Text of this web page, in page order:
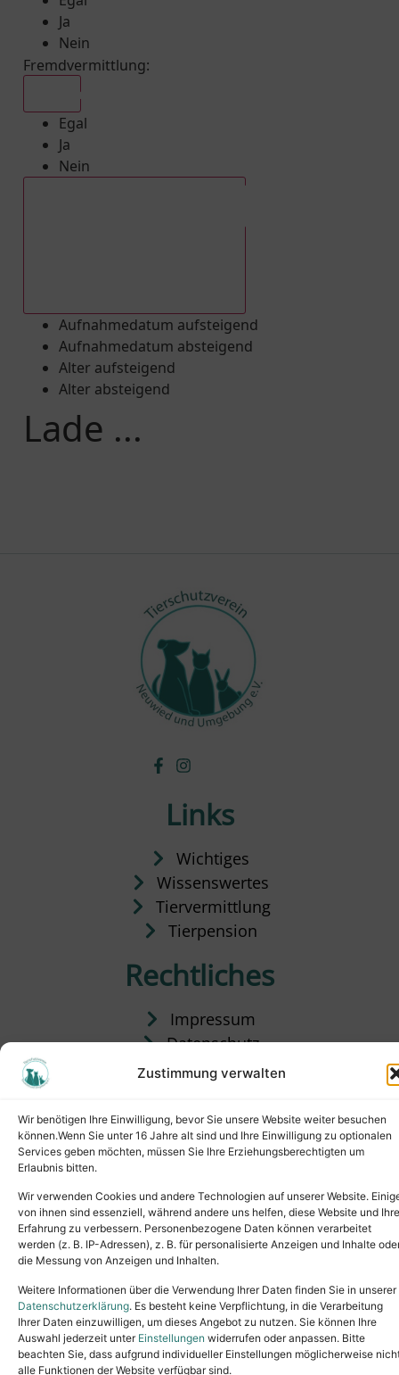
Zustimmung verwalten
Wir benötigen Ihre Einwilligung, bevor Sie unsere Website weiter besuchen
können.Wenn Sie unter 16 Jahre alt sind und Ihre Einwilligung zu optionalen
Services geben möchten, müssen Sie Ihre Erziehungsberechtigten um
Erlaubnis bitten.
Wir verwenden Cookies und andere Technologien auf unserer Website.
von ihnen sind essenziell, während andere uns helfen, diese Website und Ihre
Erfahrung zu verbessern. Personenbezogene Daten können verarbeitet
werden (z. B. IP-Adressen), z. B. für personalisierte Anzeigen und Inhalte
die Messung von Anzeigen und Inhalten.
Weitere Informationen über die Verwendung Ihrer Daten finden Sie in unserer
Datenschutzerklärung. Es besteht keine Verpflichtung, in die Verarbeitung
Ihrer Daten einzuwilligen, um dieses Angebot zu nutzen. Sie können Ihre
Auswahl jederzeit unter Einstellungen widerrufen oder anpassen. Bitte
beachten Sie, dass aufgrund individueller Einstellungen möglicherweise
alle Funktionen der Website verfügbar sind.
Ja
Nein
Fremdvermittlung:
Egal
Ja
Nein
Aufnahmedatum aufsteigend
Aufnahmedatum absteigend
Alter aufsteigend
Alter absteigend
Lade ...
Links
Wichtiges
Wissenswertes
Tiervermittlung
Tierpension
Rechtliches
Impressum
Datenschutz
Satzung
Copyright © 2024. All rights reserved.
Tel.: (02631) 55356buero@tierheim-neuwied.de
Ludwigshof 1, 56567 Neuwied